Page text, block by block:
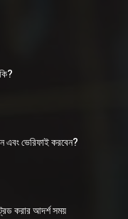
এবং ভেরিফাই করবেন?
করার আদর্শ সময়